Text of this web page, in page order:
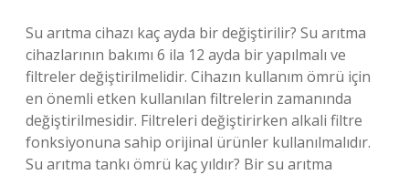
Su arıtma cihazı kaç ayda bir değiştirilir? Su arıtma
cihazlarının bakımı 6 ila 12 ayda bir yapılmalı ve
filtreler değiştirilmelidir. Cihazın kullanım ömrü için
en önemli etken kullanılan filtrelerin zamanında
değiştirilmesidir. Filtreleri değiştirirken alkali filtre
fonksiyonuna sahip orijinal ürünler kullanılmalıdır.
Su arıtma tankı ömrü kaç yıldır? Bir su arıtma